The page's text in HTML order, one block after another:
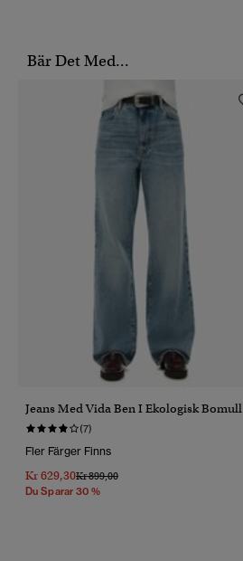
Bär Det Med...
Jeans Med Vida Ben I Ekologisk Bomull
(7)
Fler Färger Finns
Kr 629,30Pris Reducerat Från
Kr 899,00Till
Du Sparar 30 %